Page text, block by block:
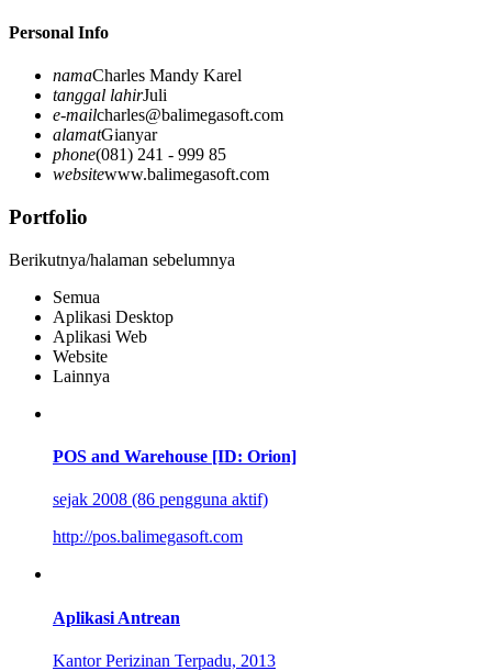
Personal Info
namaCharles Mandy Karel
tanggal lahirJuli
e-mailcharles@balimegasoft.com
alamatGianyar
phone(081) 241 - 999 85
websitewww.balimegasoft.com
Portfolio
Berikutnya/halaman sebelumnya
Semua
Aplikasi Desktop
Aplikasi Web
Website
Lainnya
POS and Warehouse [ID: Orion]
sejak 2008 (86 pengguna aktif)
http://pos.balimegasoft.com
Aplikasi Antrean
Kantor Perizinan Terpadu, 2013